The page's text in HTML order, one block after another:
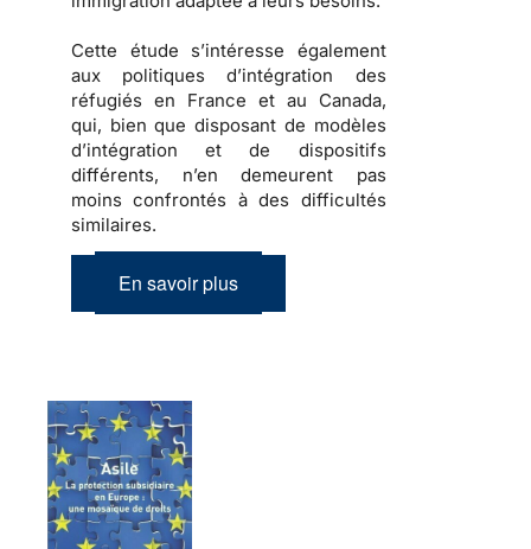
Cette étude s’intéresse également
aux politiques d’intégration des
réfugiés en France et au Canada,
qui, bien que disposant de modèles
d’intégration et de dispositifs
différents, n’en demeurent pas
moins confrontés à des difficultés
similaires.
En savoir plus